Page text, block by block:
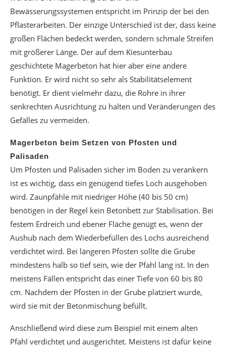
Bewässerungssystemen entspricht im Prinzip der bei den
Pflasterarbeiten. Der einzige Unterschied ist der, dass keine
großen Flächen bedeckt werden, sondern schmale Streifen
mit größerer Länge. Der auf dem Kiesunterbau
geschichtete Magerbeton hat hier aber eine andere
Funktion. Er wird nicht so sehr als Stabilitätselement
benötigt. Er dient vielmehr dazu, die Rohre in ihrer
senkrechten Ausrichtung zu halten und Veränderungen des
Gefälles zu vermeiden.
Magerbeton beim Setzen von Pfosten und
Palisaden
Um Pfosten und Palisaden sicher im Boden zu verankern
ist es wichtig, dass ein genügend tiefes Loch ausgehoben
wird. Zaunpfähle mit niedriger Höhe (40 bis 50 cm)
benötigen in der Regel kein Betonbett zur Stabilisation. Bei
festem Erdreich und ebener Fläche genügt es, wenn der
Aushub nach dem Wiederbefüllen des Lochs ausreichend
verdichtet wird. Bei längeren Pfosten sollte die Grube
mindestens halb so tief sein, wie der Pfahl lang ist. In den
meistens Fällen entspricht das einer Tiefe von 60 bis 80
cm. Nachdem der Pfosten in der Grube platziert wurde,
wird sie mit der Betonmischung befüllt.
Anschließend wird diese zum Beispiel mit einem alten
Pfahl verdichtet und ausgerichtet. Meistens ist dafür keine